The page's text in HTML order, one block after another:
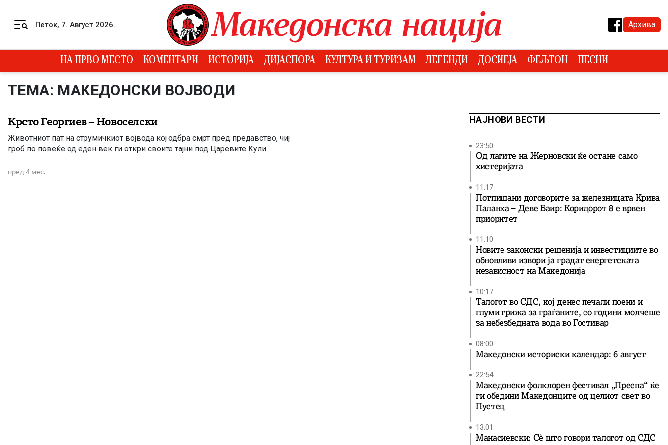
Петок, 7. Август 2026. Архива
НА ПРВО МЕСТО КОМЕНТАРИ ИСТОРИЈА ДИЈАСПОРА КУЛТУРА И ТУРИЗАМ ЛЕГЕНДИ ДОСИЕЈА ФЕЉТОН ПЕСНИ
ТЕМА: МАКЕДОНСКИ ВОЈВОДИ
Крсто Георгиев – Новоселски
Животниот пат на струмичкиот војвода кој одбра смрт пред предавство, чиј
гроб по повеќе од еден век ги откри своите тајни под Царевите Кули.
пред 4 мес.
НАЈНОВИ ВЕСТИ
23:50
Од лагите на Жерновски ќе остане само
хистеријата
11:17
Потпишани договорите за железницата Крива
Паланка – Деве Баир: Коридорот 8 е врвен
приоритет
11:10
Новите законски решенија и инвестициите во
обновливи извори ја градат енергетската
независност на Македонија
10:17
Талогот во СДС, кој денес печали поени и
глуми грижа за граѓаните, со години молчеше
за небезбедната вода во Гостивар
08:00
Македонски историски календар: 6 август
22:54
Македонски фолклорен фестивал „Преспа“ ќе
ги обедини Македонците од целиот свет во
Пустец
13:01
Манасиевски: Сè што говори талогот од СДС